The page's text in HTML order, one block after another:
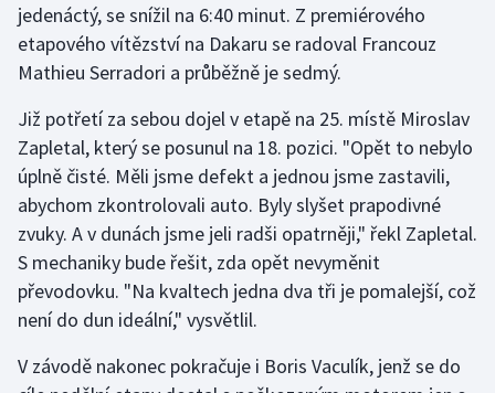
jedenáctý, se snížil na 6:40 minut. Z premiérového
etapového vítězství na Dakaru se radoval Francouz
Mathieu Serradori a průběžně je sedmý.
Již potřetí za sebou dojel v etapě na 25. místě Miroslav
Zapletal, který se posunul na 18. pozici. "Opět to nebylo
úplně čisté. Měli jsme defekt a jednou jsme zastavili,
abychom zkontrolovali auto. Byly slyšet prapodivné
zvuky. A v dunách jsme jeli radši opatrněji," řekl Zapletal.
S mechaniky bude řešit, zda opět nevyměnit
převodovku. "Na kvaltech jedna dva tři je pomalejší, což
není do dun ideální," vysvětlil.
V závodě nakonec pokračuje i Boris Vaculík, jenž se do